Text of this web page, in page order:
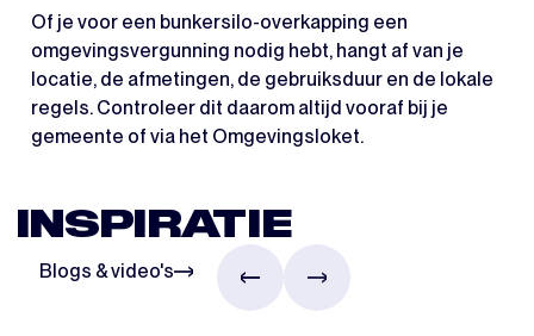
Of je voor een bunkersilo-overkapping een
omgevingsvergunning nodig hebt, hangt af van je
locatie, de afmetingen, de gebruiksduur en de lokale
regels. Controleer dit daarom altijd vooraf bij je
gemeente of via het Omgevingsloket.
INSPIRATIE
Blogs & video's